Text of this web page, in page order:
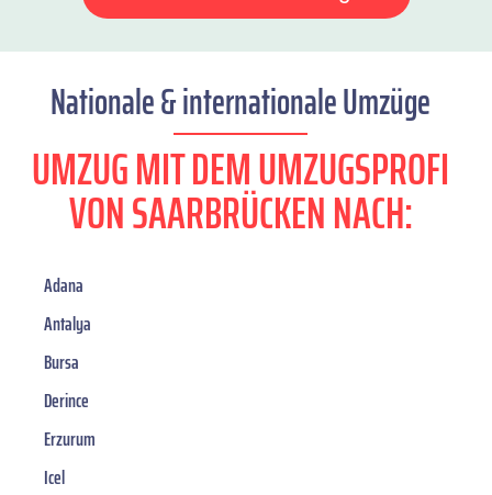
Nationale & internationale Umzüge
UMZUG MIT DEM UMZUGSPROFI
VON SAARBRÜCKEN NACH:
Adana
Antalya
Bursa
Derince
Erzurum
Icel